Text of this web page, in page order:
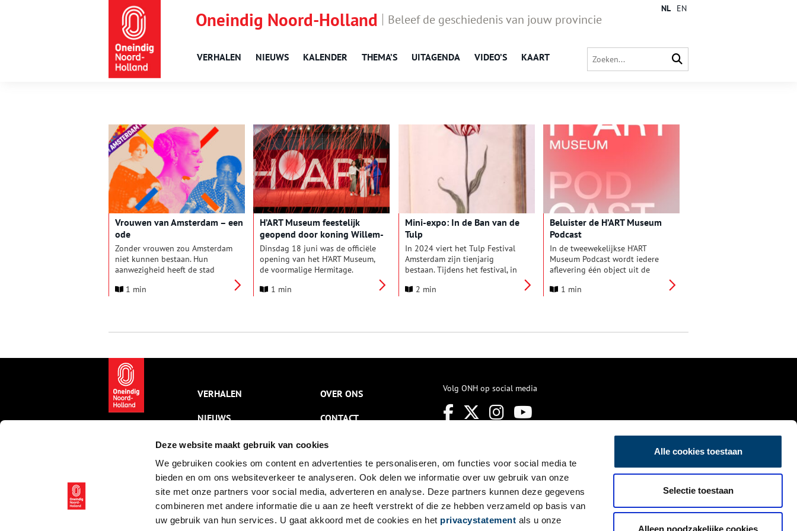
Deze website maakt gebruik van cookies
We gebruiken cookies om content en advertenties te personaliseren, om functies voor social media te
bieden en om ons websiteverkeer te analyseren. Ook delen we informatie over uw gebruik van onze
site met onze partners voor social media, adverteren en analyse. Deze partners kunnen deze gegevens
combineren met andere informatie die u aan ze heeft verstrekt of die ze hebben verzameld op basis van
uw gebruik van hun services. U gaat akkoord met de cookies en het privacystatement als u onze
Alle cookies toestaan
Selectie toestaan
Alleen noodzakelijke cookies
Oneindig Noord-Holland Beleef de geschiedenis van jouw provincie
VERHALEN NIEUWS KALENDER THEMA’S UITAGENDA VIDEO’S KAART
NL EN
Vrouwen van Amsterdam – een
ode
Zonder vrouwen zou Amsterdam
niet kunnen bestaan. Hun
aanwezigheid heeft de stad
Maar in de geschiedenisboeken
zaterdag 14 december 2024 de
1 min
H’ART Museum feestelijk
geopend door koning Willem-
Alexander
Dinsdag 18 juni was de officiële
opening van het H’ART Museum,
de voormalige Hermitage.
opende in de aanwezigheid van
1 min
Mini-expo: In de Ban van de
Tulp
In 2024 viert het Tulp Festival
Amsterdam zijn tienjarig
bestaan. Tijdens het festival, in
tienduizenden tulpen in de
Museum de mini-expo ‘In de
Tulpenboek te zien is.
2 min
Beluister de H’ART Museum
Podcast
In de tweewekelijkse H’ART
Museum Podcast wordt iedere
aflevering één object uit de
uitgelicht en vanuit een nieuw
1 min
VERHALEN
NIEUWS
KALENDER
THEMA’S
ACTIVITEITEN
VIDEO’S
OVER ONS
CONTACT
NIEUWSBRIEF
DISCLAIMER
PRIVACY
TOEGANKELIJKHEID
Volg ONH op social media